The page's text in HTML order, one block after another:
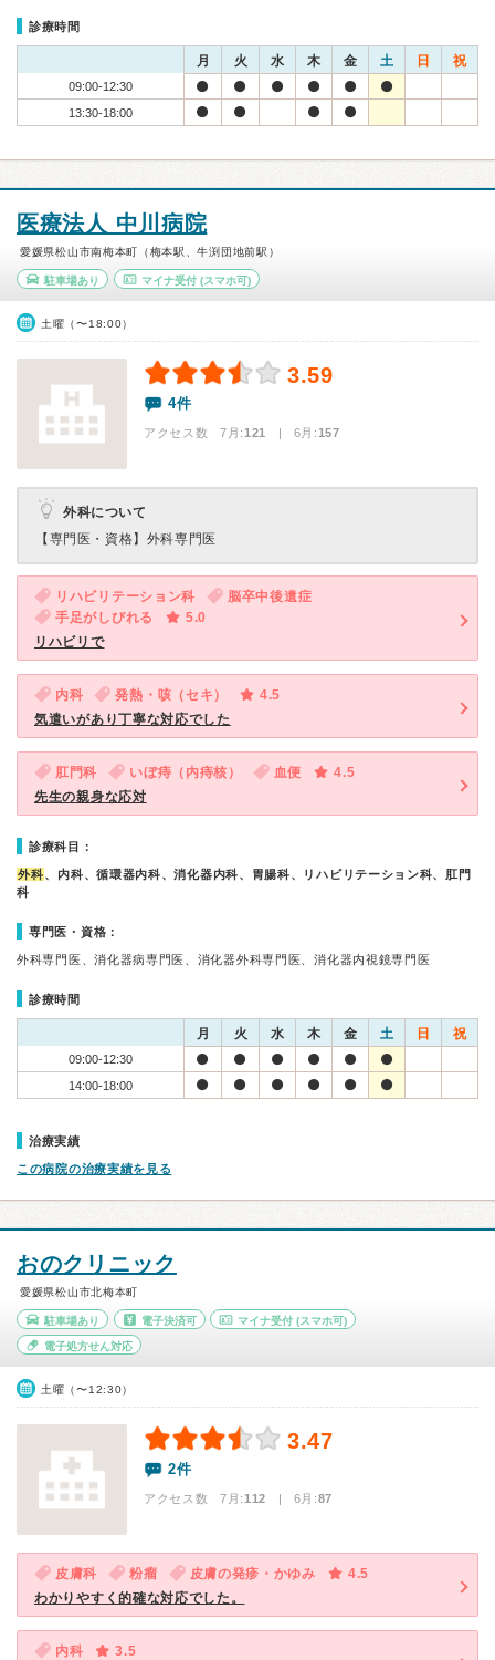
診療時間
月 火 水 木 金 土 日 祝
09:00-12:30
13:30-18:00
医療法人 中川病院
愛媛県松山市南梅本町（梅本駅、牛渕団地前駅）
駐車場あり マイナ受付(スマホ可)
土曜（〜18:00）
3.59
4件
アクセス数 7月:121 | 6月:157
外科について
【専門医・資格】 外科専門医
リハビリテーション科
脳卒中後遺症
手足がしびれる
5.0
リハビリで
内科 発熱・咳（セキ）
4.5
気遣いがあり丁寧な対応でした
肛門科 いぼ痔（内痔核） 血便
4.5
先生の親身な応対
診療科目：
外科、内科、循環器内科、消化器内科、胃腸科、リハビリテーション科、肛門
科
専門医・資格：
外科専門医、消化器病専門医、消化器外科専門医、消化器内視鏡専門医
診療時間
月 火 水 木 金 土 日 祝
09:00-12:30
14:00-18:00
治療実績
この病院の治療実績を見る
おのクリニック
愛媛県松山市北梅本町
駐車場あり 電子決済可 マイナ受付 (スマホ可)
電子処方せん対応
土曜（〜12:30）
3.47
2件
アクセス数 7月:112 | 6月:87
皮膚科 粉瘤 皮膚の発疹・かゆみ
4.5
わかりやすく的確な対応でした。
内科
3.5